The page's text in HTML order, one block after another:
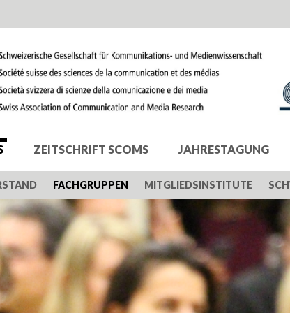
FACHGRUPPEN MITGLIEDSINSTITUTE
ZEITSCHRIFT SCOMS JAHRESTAGUNG